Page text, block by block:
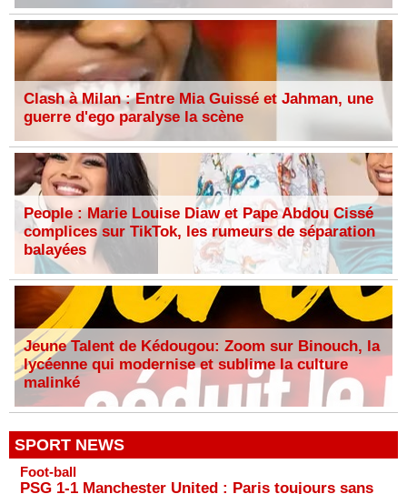
Clash à Milan : Entre Mia Guissé et Jahman, une
guerre d'ego paralyse la scène
People : Marie Louise Diaw et Pape Abdou Cissé
complices sur TikTok, les rumeurs de séparation
balayées
Jeune Talent de Kédougou: Zoom sur Binouch, la
lycéenne qui modernise et sublime la culture
malinké
SPORT NEWS
Foot-ball
PSG 1-1 Manchester United : Paris toujours sans